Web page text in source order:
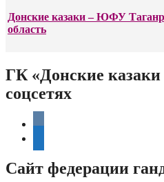
Донские казаки – ЮФУ
область
ГК «Донские
соцсетях
Сайт федерации